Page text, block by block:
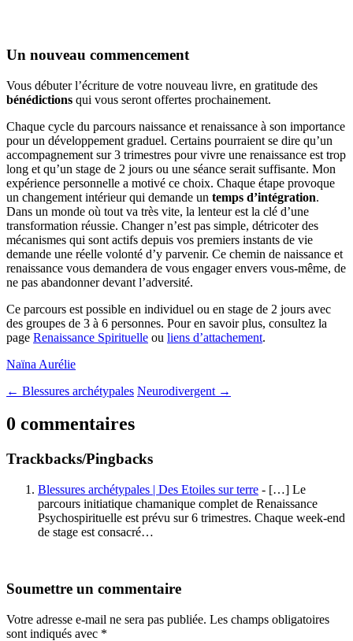
Un nouveau commencement
Vous débuter l’écriture de votre nouveau livre, en gratitude des
bénédictions qui vous seront offertes prochainement.
Chaque cycle du parcours naissance et renaissance à son importance
pour un développement graduel. Certains pourraient se dire qu’un
accompagnement sur 3 trimestres pour vivre une renaissance est trop
long et qu’un stage de 2 jours ou une séance serait suffisante. Mon
expérience personnelle a motivé ce choix. Chaque étape provoque
un changement intérieur qui demande un temps d’intégration.
Dans un monde où tout va très vite, la lenteur est la clé d’une
transformation réussie. Changer n’est pas simple, détricoter des
mécanismes qui sont actifs depuis vos premiers instants de vie
demande une réelle volonté d’y parvenir. Ce chemin de naissance et
renaissance vous demandera de vous engager envers vous-même, de
ne pas abandonner devant l’adversité.
Ce parcours est possible en individuel ou en stage de 2 jours avec
des groupes de 3 à 6 personnes. Pour en savoir plus, consultez la
page Renaissance Spirituelle ou liens d’attachement.
Naïna Aurélie
← Blessures archétypales Neurodivergent →
0 commentaires
Trackbacks/Pingbacks
Blessures archétypales | Des Etoiles sur terre - […] Le
parcours initiatique chamanique complet de Renaissance
Psychospirituelle est prévu sur 6 trimestres. Chaque week-end
de stage est consacré…
Soumettre un commentaire
Votre adresse e-mail ne sera pas publiée. Les champs obligatoires
sont indiqués avec *